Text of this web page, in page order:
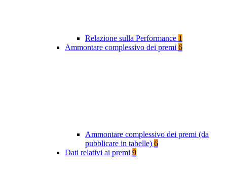
Relazione sulla Performance 1
Ammontare complessivo dei premi 6
Ammontare complessivo dei premi (da
pubblicare in tabelle) 6
Dati relativi ai premi 9